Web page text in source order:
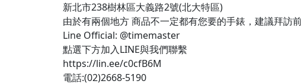
新北市238樹林區大義路2號(北大特區)
由於有兩個地方 商品不一定都有您要的手錶，建議拜訪
Line Official: @timemaster
點選下方加入LINE與我們聯繫
https://lin.ee/c0cfB6M
電話:(02)2668-5190